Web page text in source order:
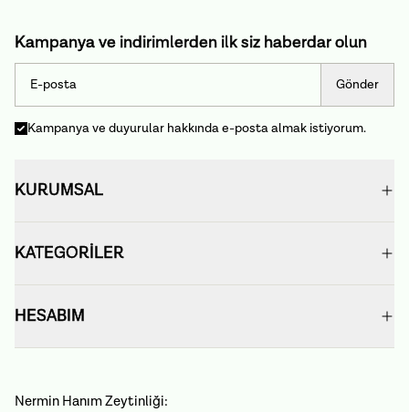
Kampanya ve indirimlerden ilk siz haberdar olun
Gönder
Kampanya ve duyurular hakkında e-posta almak istiyorum.
KURUMSAL
KATEGORİLER
HESABIM
Nermin Hanım Zeytinliği: